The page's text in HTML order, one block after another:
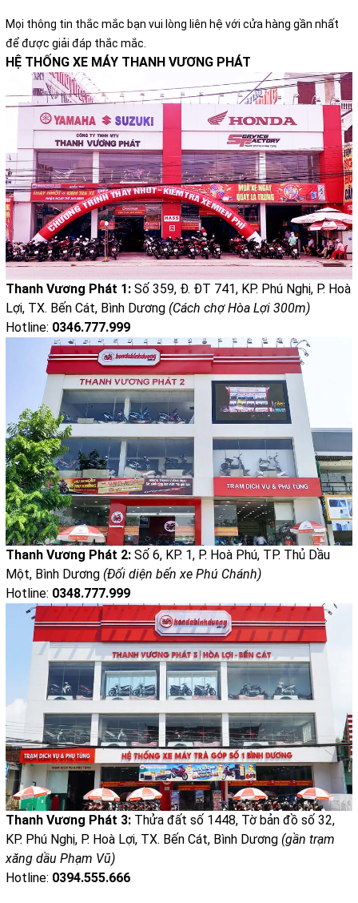
Mọi thông tin thắc mắc bạn vui lòng liên hệ với cửa hàng gần nhất
để được giải đáp thắc mắc.
HỆ THỐNG XE MÁY THANH VƯƠNG PHÁT
Thanh Vương Phát 1: Số 359, Đ. ĐT 741, KP. Phú Nghị, P. Hoà
Lợi, TX. Bến Cát, Bình Dương (Cách chợ Hòa Lợi 300m)
Hotline: 0346.777.999
Thanh Vương Phát 2: Số 6, KP. 1, P. Hoà Phú, TP. Thủ Dầu
Một, Bình Dương (Đối diện bến xe Phú Chánh)
Hotline: 0348.777.999
Thanh Vương Phát 3: Thửa đất số 1448, Tờ bản đồ số 32,
KP. Phú Nghị, P. Hoà Lợi, TX. Bến Cát, Bình Dương (gần trạm
xăng dầu Phạm Vũ)
Hotline: 0394.555.666